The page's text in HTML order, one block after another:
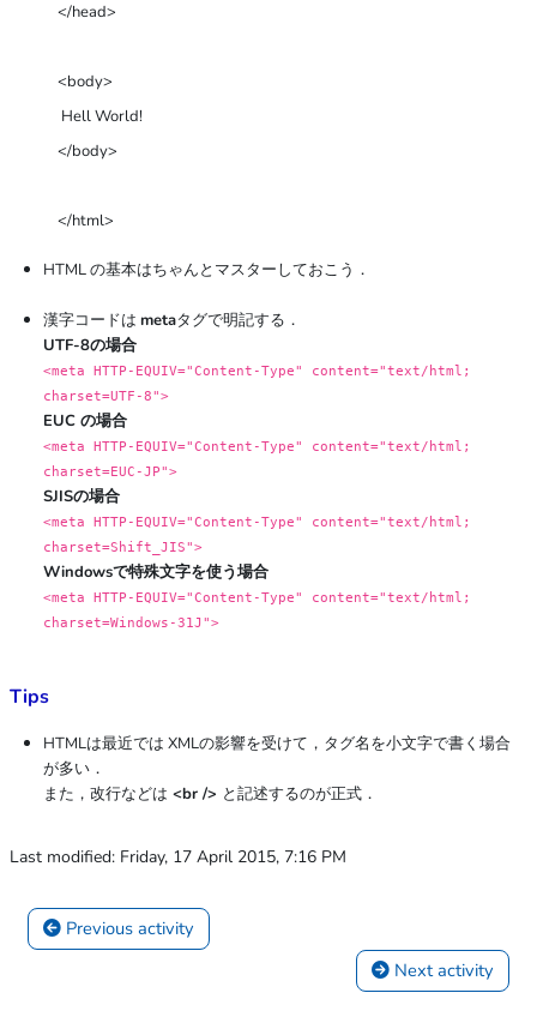
</head>
<body>
Hell World!
</body>
HTML の基本はちゃんとマスターしておこう．
漢字コードは metaタグで明記する．
UTF-8の場合
<meta HTTP-EQUIV="Content-Type" content="text/html;
charset=UTF-8">
EUC の場合
<meta HTTP-EQUIV="Content-Type" content="text/html;
charset=EUC-JP">
SJISの場合
<meta HTTP-EQUIV="Content-Type" content="text/html;
charset=Shift_JIS">
Windowsで特殊文字を使う場合
<meta HTTP-EQUIV="Content-Type" content="text/html;
charset=Windows-31J">
Tips
HTMLは最近では XMLの影響を受けて，タグ名を小文字で書く場合
が多い．
また，改行などは <br /> と記述するのが正式．
Last modified: Friday, 17 April 2015, 7:16 PM
Previous activity
Next activity